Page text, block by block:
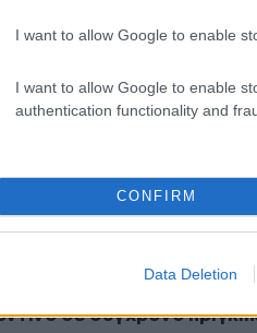
I want to allow Google to enable
I want to allow Google to enable
authentication functionality and
CONFIRM
Data Deletion
Hola έχει
σε σύγχρονο